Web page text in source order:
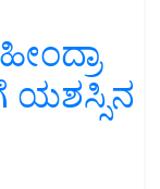
ಯಶಸ್ಸಿನ